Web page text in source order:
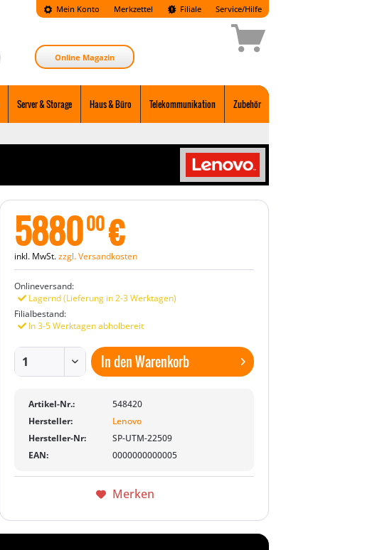
Mein Konto Merkzettel Filiale Service/Hilfe
Online Magazin
Server & Storage Haus & Büro Telekommunikation Zubehör
588000€
inkl. MwSt.zzgl. Versandkosten
Onlineversand:
Lagernd (Lieferung in 2-3 Werktagen)
Filialbestand:
In 3-5 Werktagen abholbereit
In denWarenkorb
Artikel-Nr.:
548420
Hersteller:
Lenovo
Hersteller-Nr:
SP-UTM-22509
EAN:
0000000000005
Merken